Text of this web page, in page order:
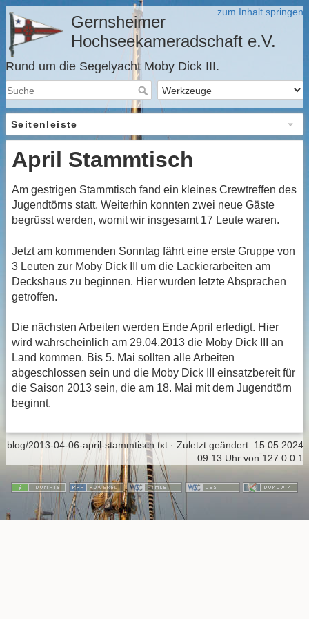
zum Inhalt springen
Gernsheimer
Hochseekameradschaft e.V.
Rund um die Segelyacht Moby Dick III.
Seitenleiste
April Stammtisch
Am gestrigen Stammtisch fand ein kleines Crewtreffen des
Jugendtörns statt. Weiterhin konnten zwei neue Gäste
begrüsst werden, womit wir insgesamt 17 Leute waren.
Jetzt am kommenden Sonntag fährt eine erste Gruppe von
3 Leuten zur Moby Dick III um die Lackierarbeiten am
Deckshaus zu beginnen. Hier wurden letzte Absprachen
getroffen.
Die nächsten Arbeiten werden Ende April erledigt. Hier
wird wahrscheinlich am 29.04.2013 die Moby Dick III an
Land kommen. Bis 5. Mai sollten alle Arbeiten
abgeschlossen sein und die Moby Dick III einsatzbereit für
die Saison 2013 sein, die am 18. Mai mit dem Jugendtörn
beginnt.
blog/2013-04-06-april-stammtisch.txt · Zuletzt geändert: 15.05.2024
09:13 Uhr von 127.0.0.1